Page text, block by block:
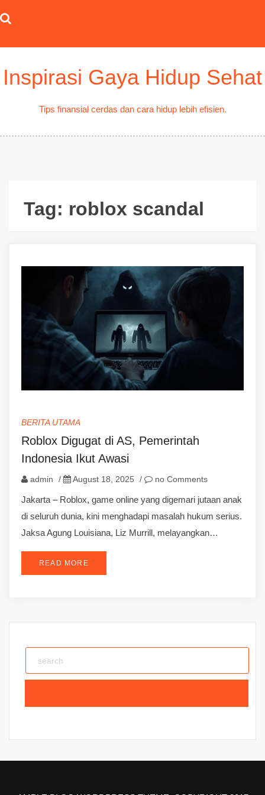
to
Inspirasi Gaya Hidup Sehat
Tips finansial cerdas dan cara hidup lebih efisien.
Tag: roblox scandal
BERITA UTAMA
Roblox Digugat di AS, Pemerintah
Indonesia Ikut Awasi
admin / August 18, 2025 / no Comments
Jakarta – Roblox, game online yang digemari jutaan anak
di seluruh dunia, kini menghadapi masalah hukum serius.
Jaksa Agung Louisiana, Liz Murrill, melayangkan…
READ MORE